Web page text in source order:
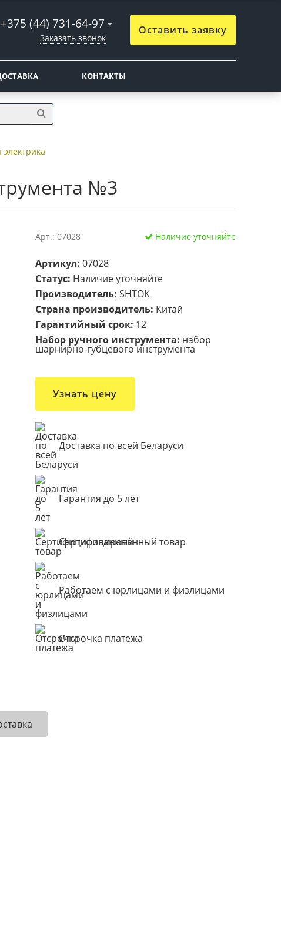
+375 (44) 731-64-97
Заказать звонок
Оставить заявку
КОНТАКТЫ
№3
Арт.: 07028 Наличие уточняйте
Артикул:07028
Статус: Наличие уточняйте
Производитель:SHTOK
Страна производитель: Китай
Гарантийный срок: 12
Набор ручного инструмента: набор
шарнирно-губцевого инструмента
Узнать цену
Доставка по всей Беларуси
Гарантия до 5 лет
Сертифицированный товар
Работаем с юрлицами и физлицами
Отсрочка платежа